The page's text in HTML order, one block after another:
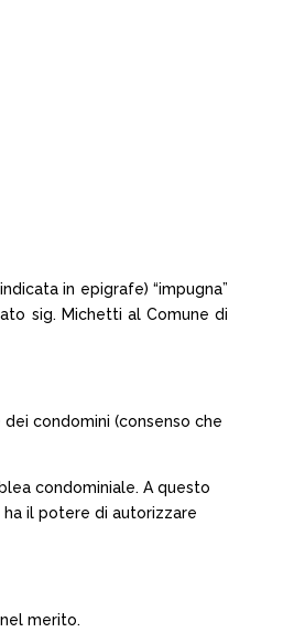
in epigrafe) “impugna”
sig. Michetti al Comune di
condomini (consenso che
condominiale. A questo
il potere di autorizzare
merito.